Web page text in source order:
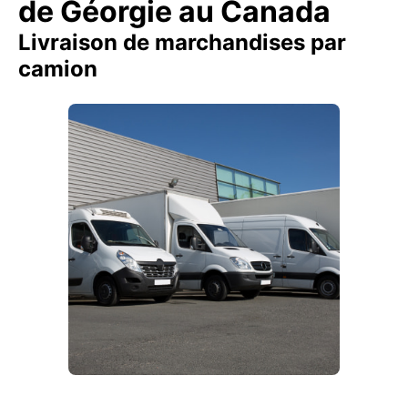
de Géorgie au Canada
Livraison de marchandises par
camion